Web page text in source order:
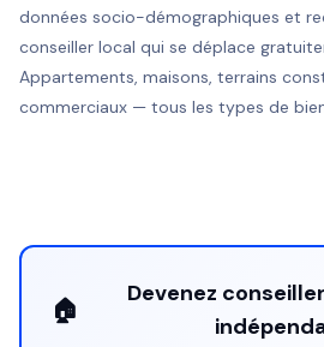
données socio-démographiques et
conseiller local qui se déplace
Appartements, maisons, terrains
commerciaux — tous les types de
🏠
Devenez